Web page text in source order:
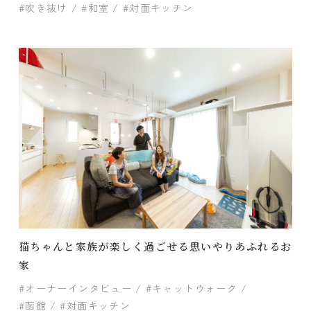
#吹き抜け
#和室 #対面キッチン
猫ちゃんと家族が楽しく過ごせる思いやりあふれるお
家
#オーナーインタビュー
#キャットウォーク
#函館
#対面キッチン